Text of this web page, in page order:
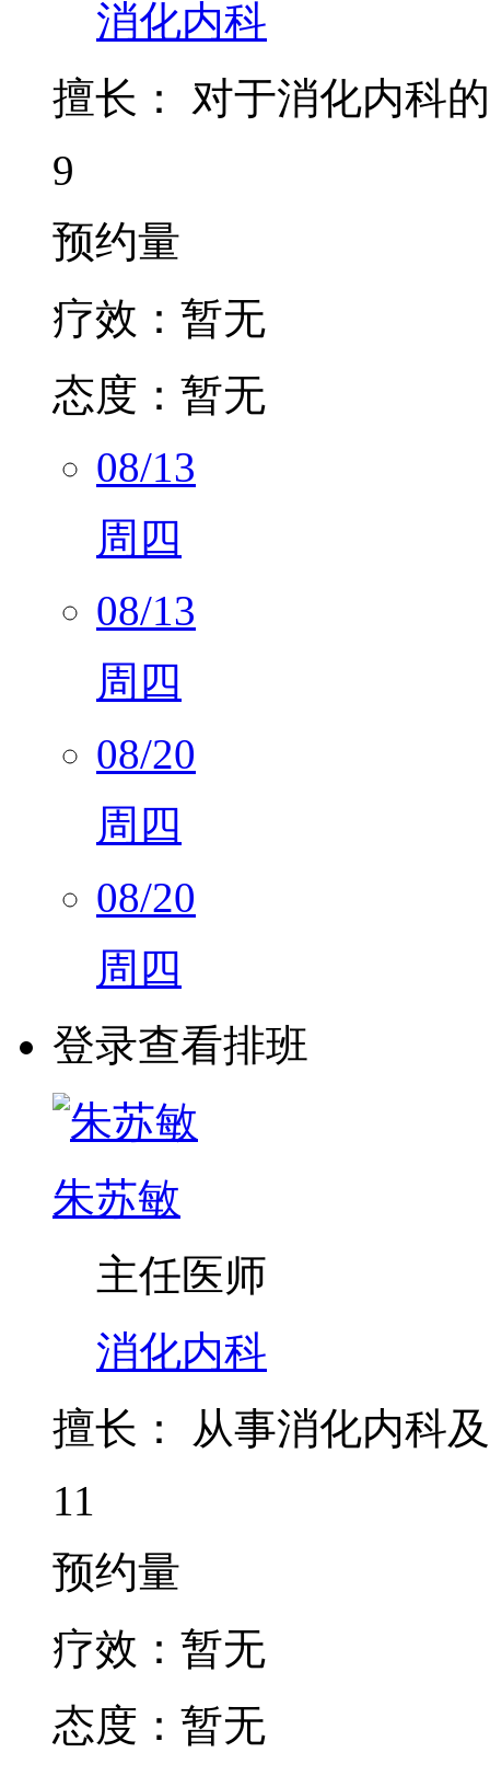
擅长：对于消化内科
9
预约量
疗效：
态度： 暂无
08/13
周四
08/13
周四
08/20
周四
08/20
周四
登录查看排班
朱苏敏
主任医师
消化内科
擅长：从事消化内科
11
预约量
疗效：
态度： 暂无
08/12